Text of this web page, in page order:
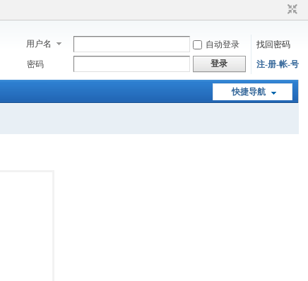
用户名 自动登录
找回密码
密码
登录 注-册-帐-号
快捷导航